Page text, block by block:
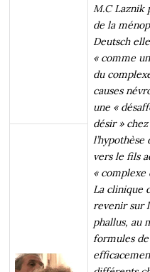
M.C Laznik
de la
Deutsch
« comme
du
causes
une «
désir »
vers le fils
« complexe
La clinique
revenir sur
phallus, au
formules